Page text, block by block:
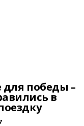
для победы –
в